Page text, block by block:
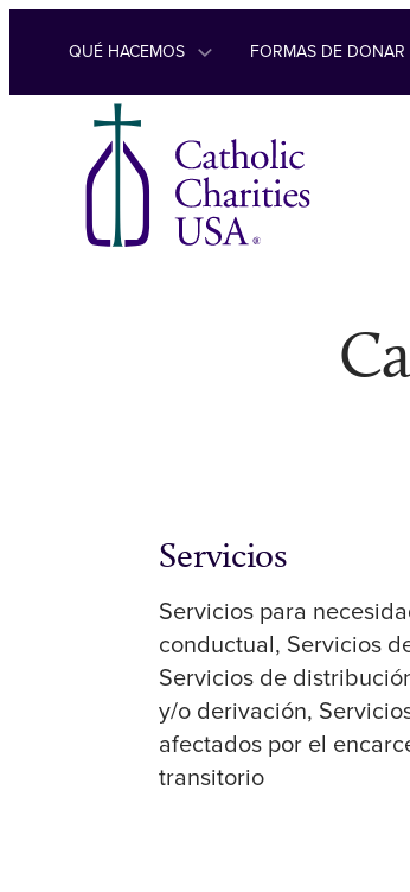
Ir al contenido
QUÉ HACEMOS FORMAS DE DONAR
Servicios
Servicios para
conductual Servicios
Servicios de
y/o derivación
afectados por el
transitorio